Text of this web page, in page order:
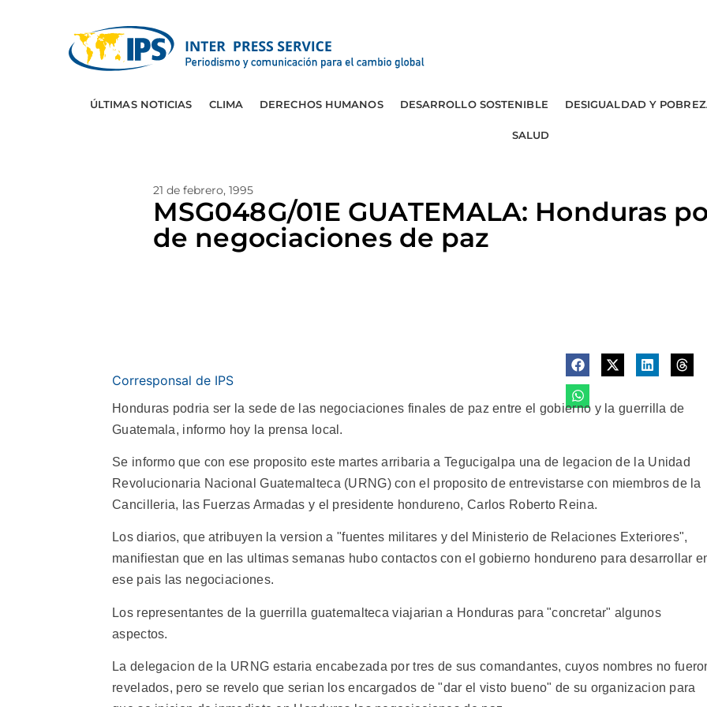
ÚLTIMAS NOTICIAS CLIMA DERECHOS HUMANOS DESARROLLO SOSTENIBLE DESIGUALDAD Y
SALUD
21 de febrero, 1995
MSG048G/01E GUATEMALA: Honduras
de negociaciones de paz
Corresponsal de IPS
Honduras podria ser la sede de las negociaciones finales de paz entre el gobierno y la guerrilla de
Guatemala, informo hoy la prensa local.
Se informo que con ese proposito este martes arribaria a Tegucigalpa una de legacion de la Unidad
Revolucionaria Nacional Guatemalteca (URNG) con el proposito de entrevistarse con miembros de la
Cancilleria, las Fuerzas Armadas y el presidente hondureno, Carlos Roberto Reina.
Los diarios, que atribuyen la version a "fuentes militares y del Ministerio de Relaciones Exteriores",
manifiestan que en las ultimas semanas hubo contactos con el gobierno hondureno para desarrollar
ese pais las negociaciones.
Los representantes de la guerrilla guatemalteca viajarian a Honduras para "concretar" algunos
aspectos.
La delegacion de la URNG estaria encabezada por tres de sus comandantes, cuyos nombres no
revelados, pero se revelo que serian los encargados de "dar el visto bueno" de su organizacion para